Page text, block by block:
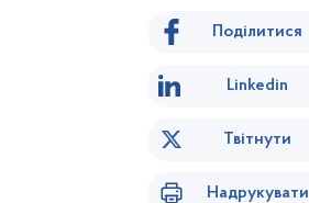
Поділитися
Linkedin
Твітнути
Надрукувати